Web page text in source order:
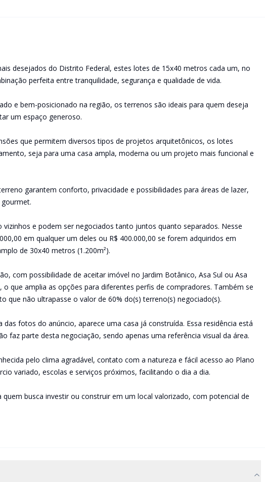
desejados do Distrito Federal, estes lotes de 15x40 metros cada um, no
perfeita entre tranquilidade, segurança e qualidade de vida.
e bem-posicionado na região, os terrenos são ideais para quem deseja
um espaço generoso.
que permitem diversos tipos de projetos arquitetônicos, os lotes
seja para uma casa ampla, moderna ou um projeto mais funcional e
garantem conforto, privacidade e possibilidades para áreas de lazer,
vizinhos e podem ser negociados tanto juntos quanto separados. Nesse
em qualquer um deles ou R$ 400.000,00 se forem adquiridos em
de 30x40 metros (1.200m²).
com possibilidade de aceitar imóvel no Jardim Botânico, Asa Sul ou Asa
que amplia as opções para diferentes perfis de compradores. Também se
que não ultrapasse o valor de 60% do(s) terreno(s) negociado(s).
fotos do anúncio, aparece uma casa já construída. Essa residência está
faz parte desta negociação, sendo apenas uma referência visual da área.
pelo clima agradável, contato com a natureza e fácil acesso ao Plano
variado, escolas e serviços próximos, facilitando o dia a dia.
busca investir ou construir em um local valorizado, com potencial de